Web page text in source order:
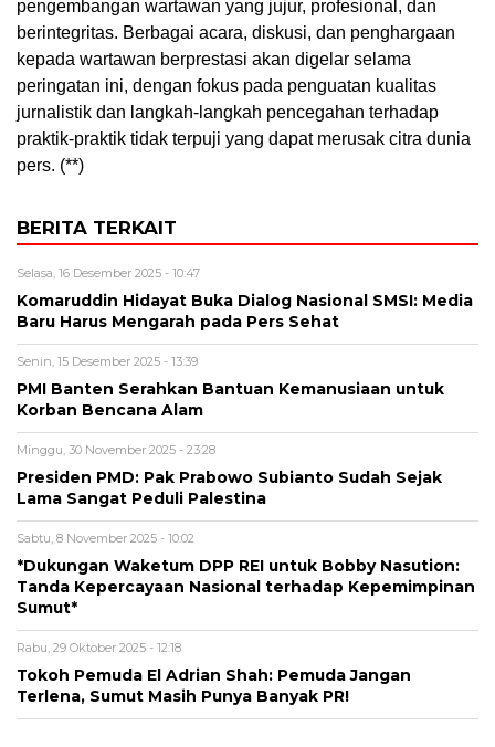
pengembangan wartawan yang jujur, profesional, dan
berintegritas. Berbagai acara, diskusi, dan penghargaan
kepada wartawan berprestasi akan digelar selama
peringatan ini, dengan fokus pada penguatan kualitas
jurnalistik dan langkah-langkah pencegahan terhadap
praktik-praktik tidak terpuji yang dapat merusak citra dunia
pers. (**)
BERITA TERKAIT
Selasa, 16 Desember 2025 - 10:47
Komaruddin Hidayat Buka Dialog Nasional SMSI: Media
Baru Harus Mengarah pada Pers Sehat
Senin, 15 Desember 2025 - 13:39
PMI Banten Serahkan Bantuan Kemanusiaan untuk
Korban Bencana Alam
Minggu, 30 November 2025 - 23:28
Presiden PMD: Pak Prabowo Subianto Sudah Sejak
Lama Sangat Peduli Palestina
Sabtu, 8 November 2025 - 10:02
*Dukungan Waketum DPP REI untuk Bobby Nasution:
Tanda Kepercayaan Nasional terhadap Kepemimpinan
Sumut*
Rabu, 29 Oktober 2025 - 12:18
Tokoh Pemuda El Adrian Shah: Pemuda Jangan
Terlena, Sumut Masih Punya Banyak PR!